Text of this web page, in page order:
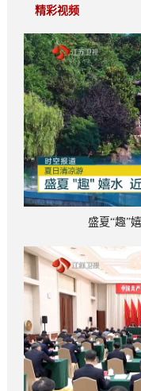
精彩视频
盛夏“趣”